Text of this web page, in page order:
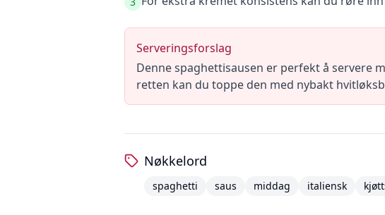
Serveringsforslag
Denne spaghettisausen er perfekt å servere
retten kan du toppe den med nybakt
Nøkkelord
spaghetti saus middag italiensk